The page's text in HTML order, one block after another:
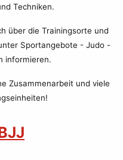
Techniken.
über die Trainingsorte und
Sportangebote - Judo -
informieren.
Zusammenarbeit und viele